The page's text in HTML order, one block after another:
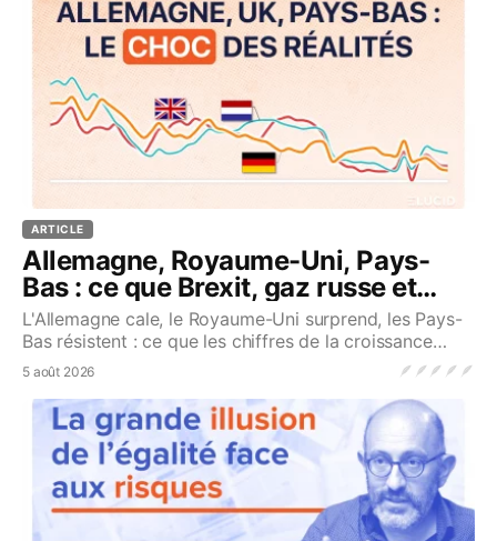
ARTICLE
Allemagne, Royaume-Uni, Pays-
Bas : ce que Brexit, gaz russe et
immigration ont changé
L'Allemagne cale, le Royaume-Uni surprend, les Pays-
Bas résistent : ce que les chiffres de la croissance
révèlent vraiment...Source
5 août 2026 🪶 🪶 🪶 🪶 🪶